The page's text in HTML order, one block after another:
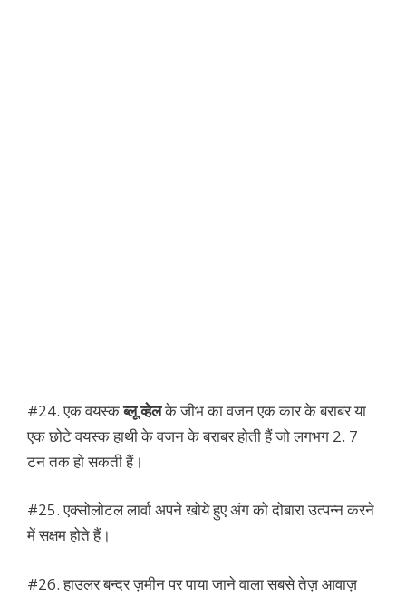
#24. एक वयस्कब्लू व्हेलके जीभ का वजन एक कार के बराबर या
एक छोटे वयस्क हाथी के वजन के बराबर होती हैं जो लगभग 2. 7
टन तक हो सकती हैं।
#25. एक्सोलोटल लार्वा अपने खोये हुए अंग को दोबारा उत्पन्न करने
में सक्षम होते हैं।
#26. हाउलर बन्दर ज़मीन पर पाया जाने वाला सबसे तेज़ आवाज़